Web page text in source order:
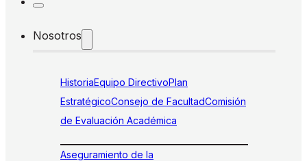
Nosotros
HistoriaEquipo DirectivoPlan
EstratégicoConsejo de FacultadComisión
de Evaluación Académica
Aseguramiento de la